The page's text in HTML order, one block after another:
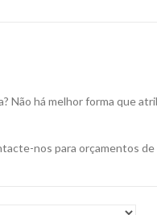
Não há melhor forma que
nos para orçamentos de